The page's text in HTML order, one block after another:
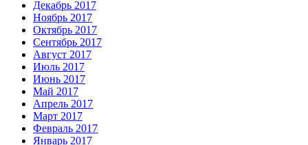
Декабрь 2017
Ноябрь 2017
Октябрь 2017
Сентябрь 2017
Август 2017
Июль 2017
Июнь 2017
Май 2017
Апрель 2017
Март 2017
Февраль 2017
Январь 2017